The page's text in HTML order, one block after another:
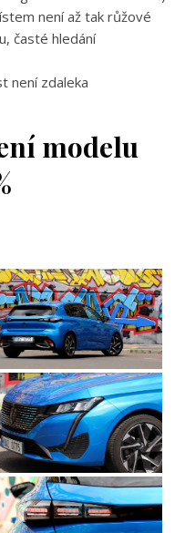
není až tak růžové
časté hledání
není zdaleka
modelu